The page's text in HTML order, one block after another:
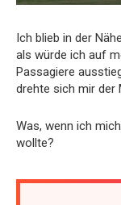
Ich blieb in der
als würde ich auf
Passagiere
drehte sich mir der
Was, wenn ich
wollte?